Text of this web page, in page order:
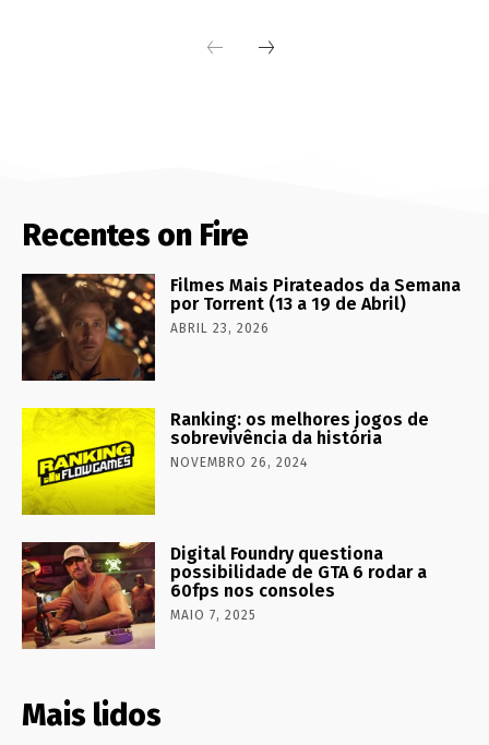
Recentes on Fire
Filmes Mais Pirateados da Semana
por Torrent (13 a 19 de Abril)
ABRIL 23, 2026
Ranking: os melhores jogos de
sobrevivência da história
NOVEMBRO 26, 2024
Digital Foundry questiona
possibilidade de GTA 6 rodar a
60fps nos consoles
MAIO 7, 2025
Mais lidos